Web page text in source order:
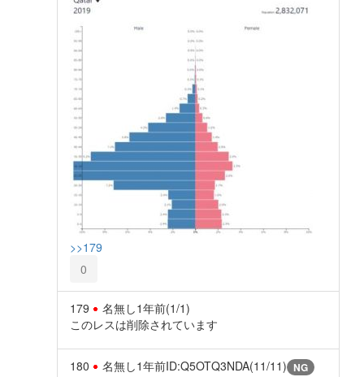
>>179
0
179 名無し1年前(1/1)
このレスは削除されています
180 名無し1年前ID:Q5OTQ3NDA(11/11) NG